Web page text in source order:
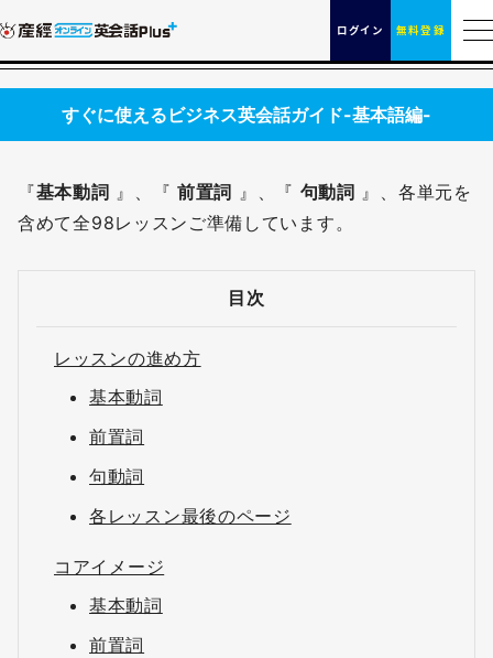
ログイン 無料登録
すぐに使えるビジネス英会話ガイド-基本語編-
『基本動詞 』、『前置詞 』、『 句動詞 』、各単元を
含めて全98レッスンご準備しています。
目次
レッスンの進め方
基本動詞
前置詞
句動詞
各レッスン最後のページ
コアイメージ
基本動詞
前置詞